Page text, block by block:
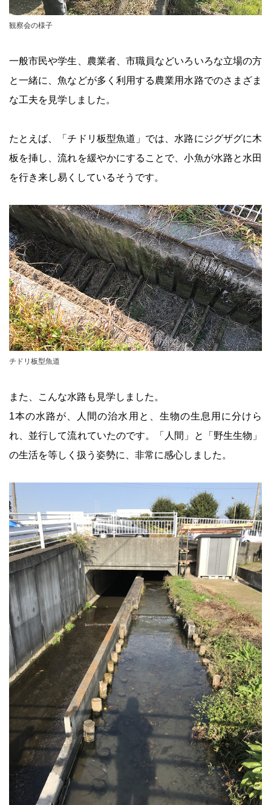
観察会の様子
一般市民や学生、農業者、市職員などいろいろな立場の方
と一緒に、魚などが多く利用する農業用水路でのさまざま
な工夫を見学しました。
たとえば、「チドリ板型魚道」では、水路にジグザグに木
板を挿し、流れを緩やかにすることで、小魚が水路と水田
を行き来し易くしているそうです。
チドリ板型魚道
また、こんな水路も見学しました。
1本の水路が、人間の治水用と、生物の生息用に分けら
れ、並行して流れていたのです。「人間」と「野生生物」
の生活を等しく扱う姿勢に、非常に感心しました。